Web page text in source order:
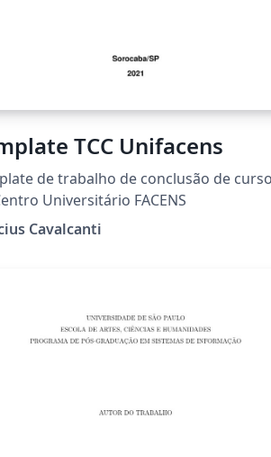
TCC Unifacens
de trabalho de conclusão de curso
Universitário FACENS
Cavalcanti